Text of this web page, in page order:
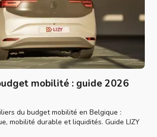
mobilité : guide 2026
du budget mobilité en Belgique :
mobilité durable et liquidités. Guide LIZY